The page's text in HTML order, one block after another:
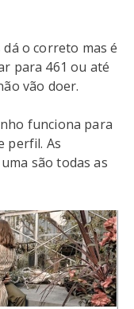
dá o correto mas é
para 461 ou até
vão doer.
funciona para
perfil. As
são todas as